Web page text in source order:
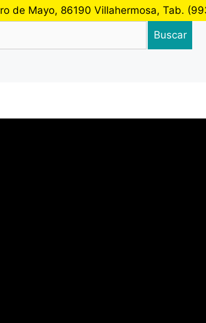
de Mayo, 86190 Villahermosa, Tab.
Buscar